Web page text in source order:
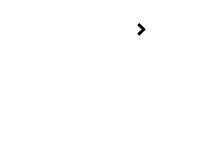
Use the Previous and Next buttons